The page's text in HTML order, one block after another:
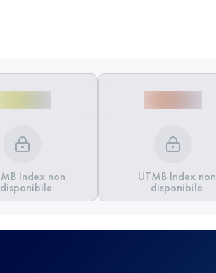
Index non
disponibile
UTMB Index non
disponibile